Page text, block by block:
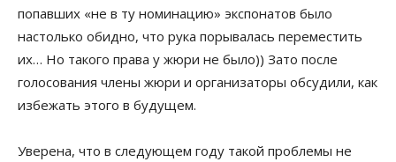
попавших «не в ту номинацию» экспонатов было
настолько обидно, что рука порывалась переместить
их… Но такого права у жюри не было)) Зато после
голосования члены жюри и организаторы обсудили, как
избежать этого в будущем.
Уверена, что в следующем году такой проблемы не